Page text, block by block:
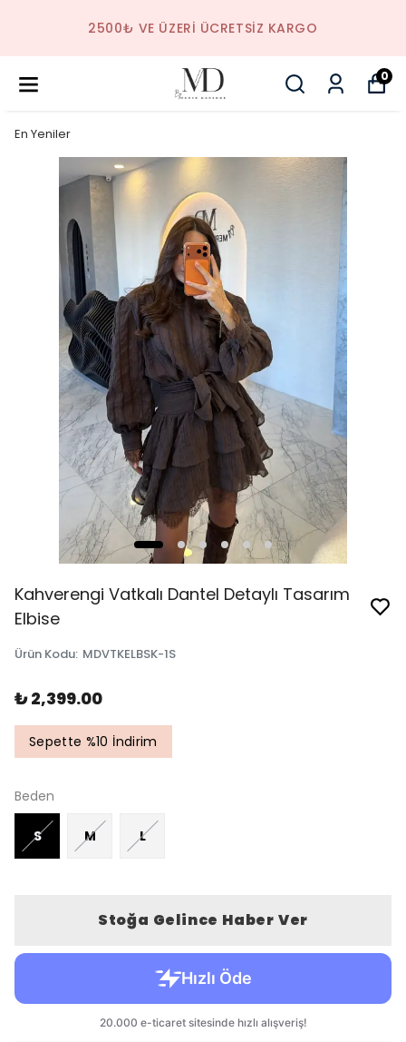
2500₺ VE ÜZERI ÜCRETSIZ KARGO
0
En Yeniler
Kahverengi Vatkalı Dantel Detaylı Tasarım
Elbise
Ürün Kodu: MDVTKELBSK-1S
₺ 2,399.00
Sepette %10 İndirim
Beden
S M L
Stoğa Gelince Haber Ver